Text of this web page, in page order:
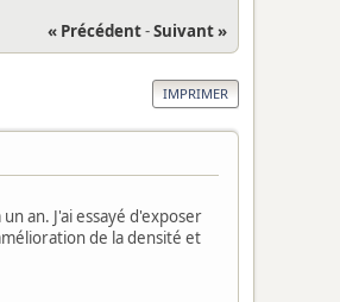
« Précédent-Suivant »
IMPRIMER
an. J'ai essayé d'exposer
de la densité et